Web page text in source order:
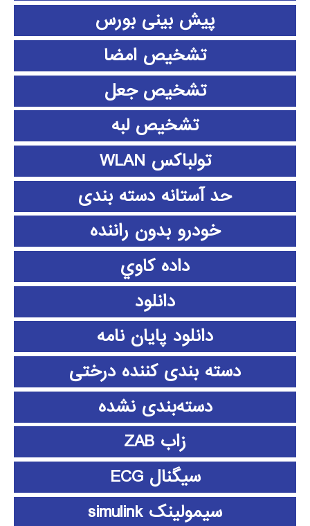
پیش بینی بورس
تشخیص امضا
تشخیص جعل
تشخیص لبه
تولباکس WLAN
حد آستانه دسته بندی
خودرو بدون راننده
داده كاوي
دانلود
دانلود پايان نامه
دسته بندی کننده درختی
دسته‌بندی نشده
زاب ZAB
سیگنال ECG
سیمولینک simulink